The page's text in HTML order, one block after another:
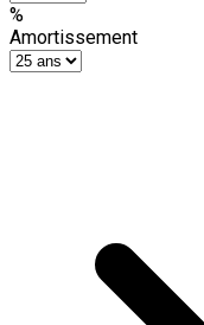
%
Amortissement